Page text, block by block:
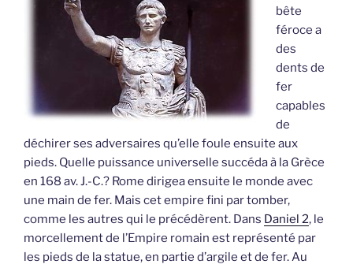
bête
féroce a
des
dents de
fer
capables
de
déchirer ses adversaires qu’elle foule ensuite aux
pieds. Quelle puissance universelle succéda à la Grèce
en 168 av. J.-C.? Rome dirigea ensuite le monde avec
une main de fer. Mais cet empire fini par tomber,
comme les autres qui le précédèrent. Dans Daniel 2, le
morcellement de l’Empire romain est représenté par
les pieds de la statue, en partie d’argile et de fer. Au